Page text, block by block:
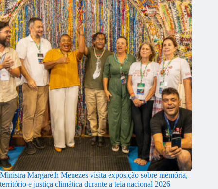
Ministra Margareth Menezes visita exposição sobre memória,
território e justiça climática durante a teia nacional 2026